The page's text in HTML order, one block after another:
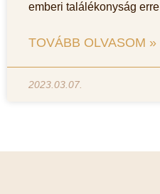
emberi találékonyság erre
TOVÁBB OLVASOM »
2023.03.07.